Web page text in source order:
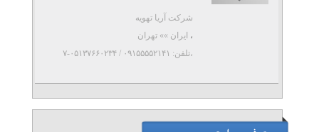
شرکت آریا تهویه
، ایران »» تهران
،تلفن: ۰۹۱۵۵۵۵۲۱۴۱ / ۰۵۱۳۷۶۶۰۲۳۴-۷